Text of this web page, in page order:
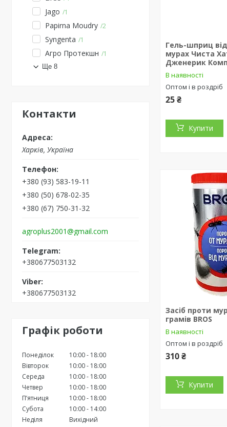
Jago 1
Papirna Moudry 2
Syngenta 1
Агро Протекшн 1
Ще 8
Контакти
Харків, Україна
+380 (93) 583-19-11
+380 (50) 678-02-35
+380 (67) 750-31-32
agroplus2001@gmail.com
+380677503132
+380677503132
Графік роботи
Понеділок 10:00
18:00
Вівторок
10:00
18:00
Середа
10:00
18:00
Четвер
10:00
18:00
Пʼятниця
10:00
18:00
Субота
10:00
14:00
Неділя
Вихідний
Гель-шприц від
мурах Чиста
Дженерик
В наявності
Оптом і в роздріб
25 ₴
Купити
Засіб проти
грамів BROS
В наявності
Оптом і в роздріб
310 ₴
Купити